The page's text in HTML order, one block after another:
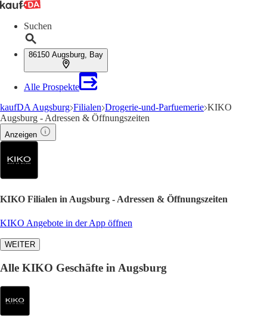
Suchen
86150 Augsburg, Bay
Alle Prospekte
kaufDA Augsburg Filialen Drogerie-und-Parfuemerie KIKO
Augsburg - Adressen & Öffnungszeiten
Anzeigen
KIKO Filialen in Augsburg - Adressen & Öffnungszeiten
KIKO Angebote in der App öffnen
WEITER
Alle KIKO Geschäfte in Augsburg